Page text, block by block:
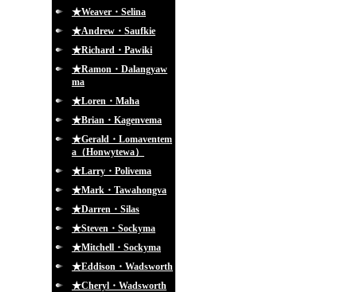
★Weaver・Selina
★Andrew・Saufkie
★Richard・Pawiki
★Ramon・Dalangyaw
ma
★Loren・Maha
★Brian・Kagenvema
★Gerald・Lomaventem
a（Honwytewa）
★Larry・Polivema
★Mark・Tawahongva
★Darren・Silas
★Steven・Sockyma
★Mitchell・Sockyma
★Eddison・Wadsworth
★Cheryl・Wadsworth